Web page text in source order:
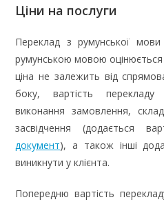
Ціни на послуги
Переклад з румунської
румунською мовою
ціна не залежить від
боку, вартість
виконання замовлення,
засвідчення (додається
документ), а також інші
виникнути у клієнта.
Попередню вартість